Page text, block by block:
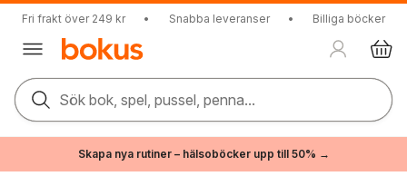
Fri frakt över 249 kr • Snabba leveranser • Billiga böcker
Sök bok, spel, pussel, penna...
Skapa nya rutiner – hälsoböcker upp till 50% →